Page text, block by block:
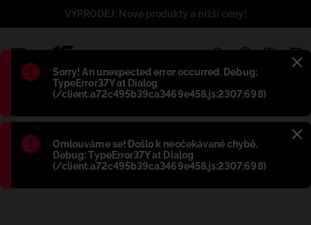
Błąd:
Sorry! An unexpected error occurred. Debug:
TypeError37Y at Dialog
(/client.a72c495b39ca3469e458.js:2307:698)
Błąd:
Omlouváme se! Došlo k neočekávané chybě.
Debug: TypeError37Y at Dialog
(/client.a72c495b39ca3469e458.js:2307:698)
VÝPRODEJ: Nové produkty a nižší ceny!